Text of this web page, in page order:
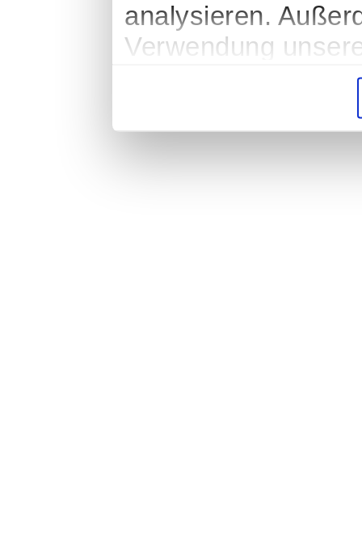
analysieren.
Verwendung
soziale Medien,
weiteren Daten